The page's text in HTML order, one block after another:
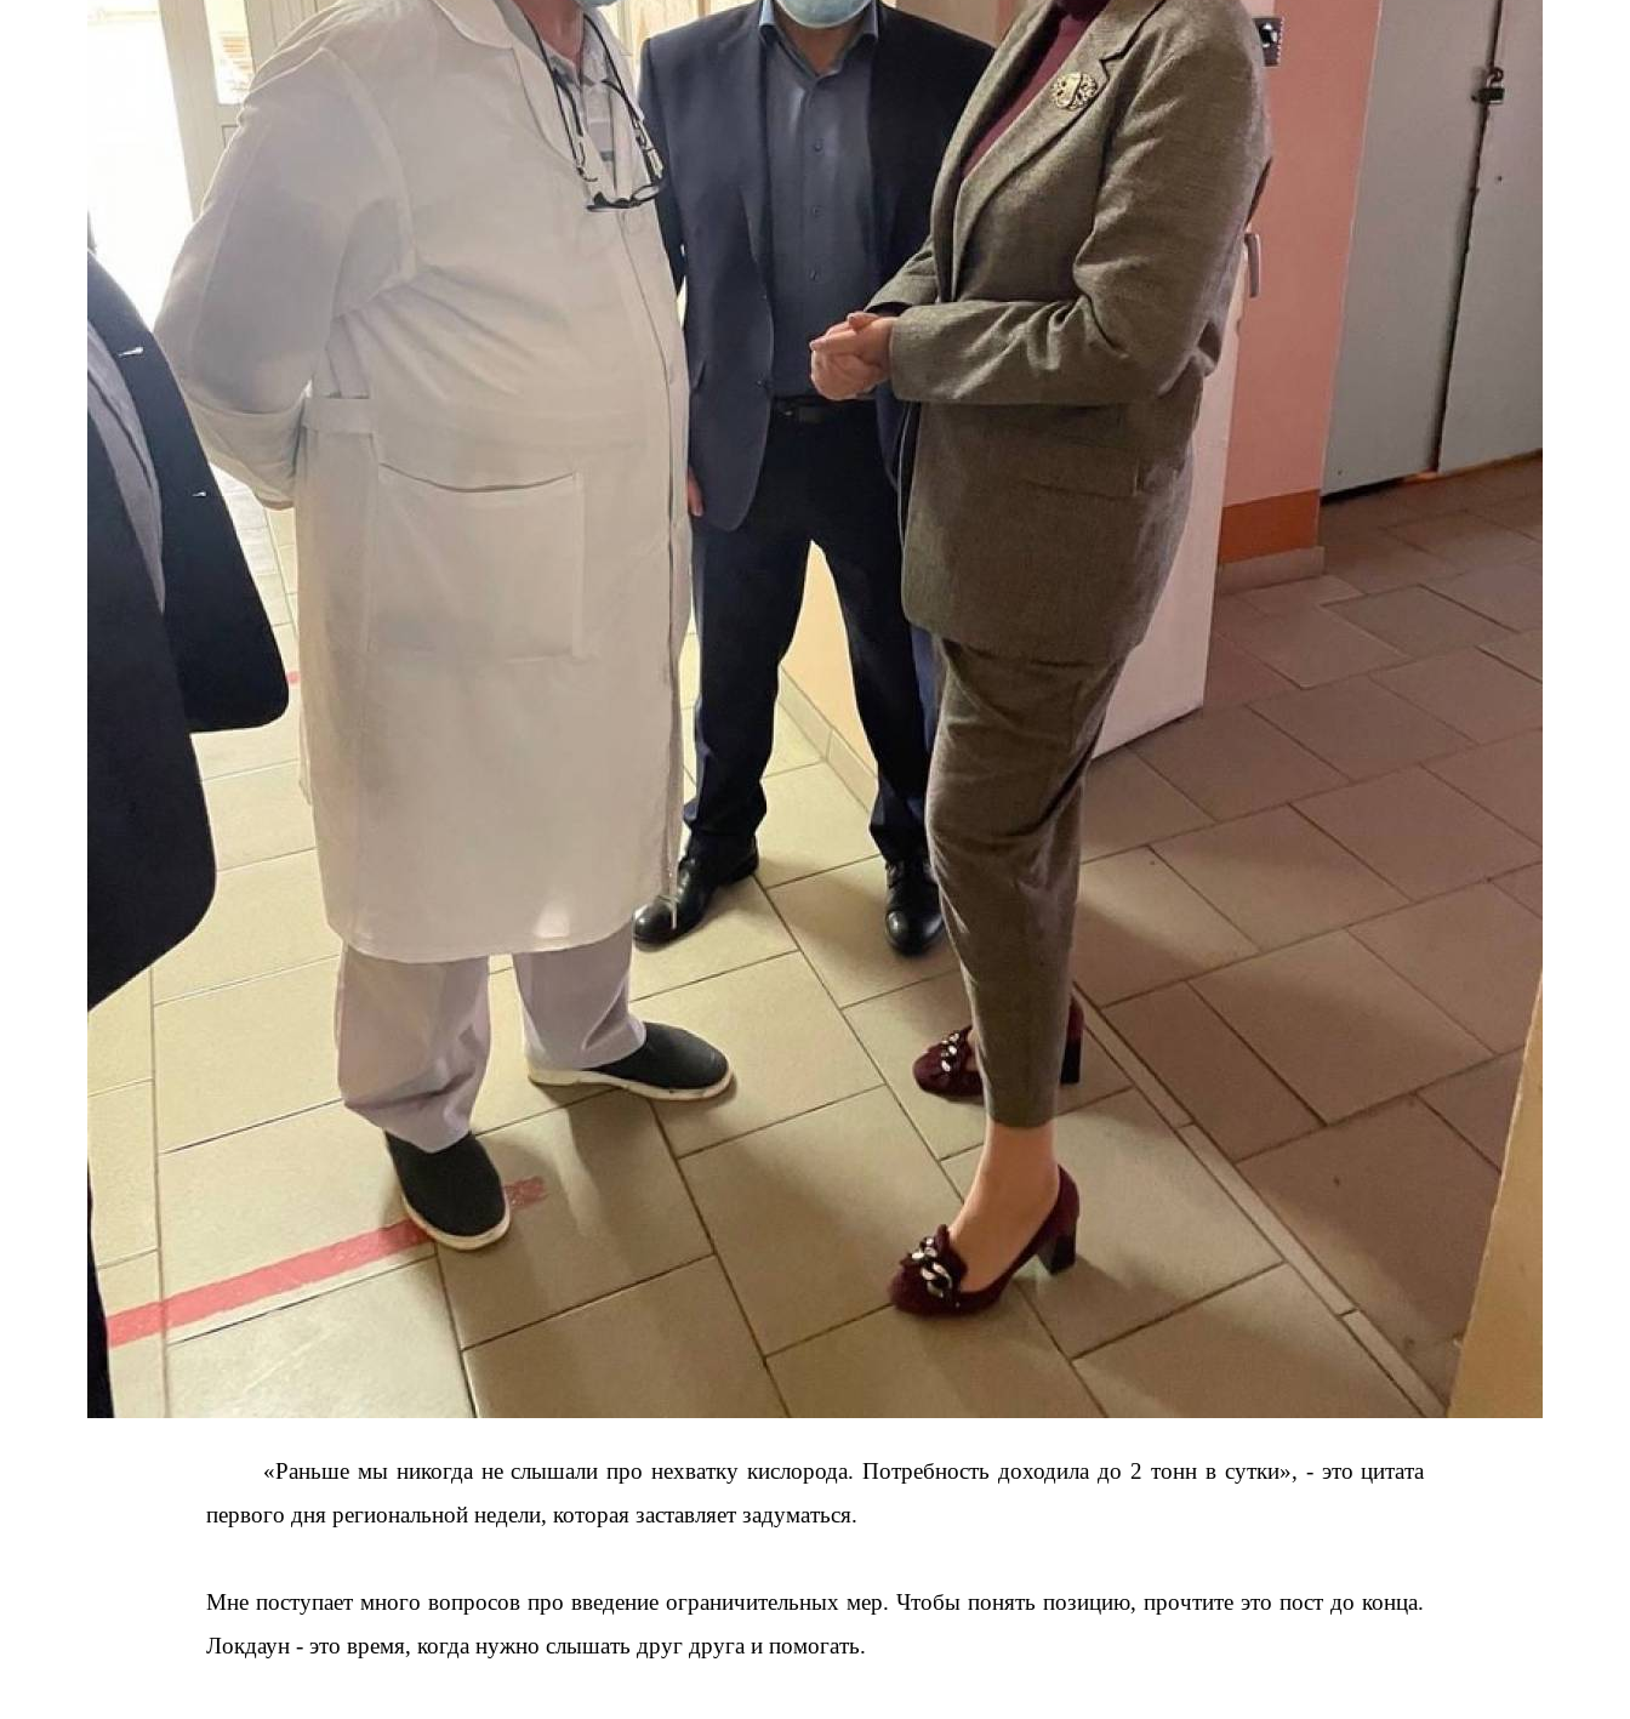
«Раньше мы никогда не слышали про нехватку кислорода. Потребность доходила до 2 тонн в сутки», - это цитата
первого дня региональной недели, которая заставляет задуматься.
Мне поступает много вопросов про введение ограничительных мер. Чтобы понять позицию, прочтите это пост до конца.
Локдаун - это время, когда нужно слышать друг друга и помогать.